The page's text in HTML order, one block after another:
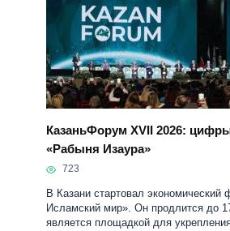
КазаньФорум ХVII 2026:
«Рабыня Изаура»
723
В Казани стартовал экономический
Исламский мир». Он продлится до
является площадкой для